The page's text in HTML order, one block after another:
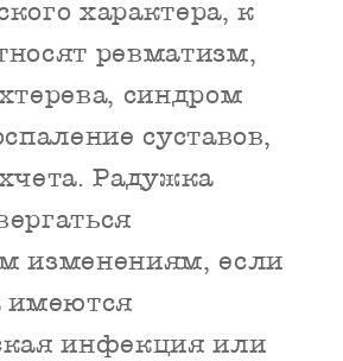
характера, к
ревматизм,
синдром
суставов,
Радужка
изменениям, если
имеются
инфекция или